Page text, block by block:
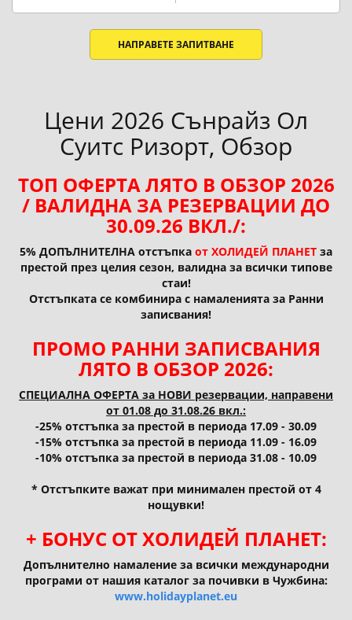
НАПРАВЕТЕ ЗАПИТВАНЕ
Цени 2026 Сънрайз Ол
Суитс Ризорт, Обзор
ТОП ОФЕРТА ЛЯТО В ОБЗОР 2026
/ ВАЛИДНА ЗА РЕЗЕРВАЦИИ ДО
30.09.26 ВКЛ./:
5% ДОПЪЛНИТЕЛНА отстъпка от ХОЛИДЕЙ ПЛАНЕТ за
престой през целия сезон, валидна за всички типове
стаи!
Отстъпката се комбинира с намаленията за Ранни
записвания!
ПРОМО РАННИ ЗАПИСВАНИЯ
ЛЯТО В ОБЗОР 2026:
СПЕЦИАЛНА ОФЕРТА за НОВИ резервации, направени
от 01.08 до 31.08.26 вкл.:
-25% отстъпка за престой в периода 17.09 - 30.09
-15% отстъпка за престой в периода 11.09 - 16.09
-10% отстъпка за престой в периода 31.08 - 10.09
* Отстъпките важат при минимален престой от 4
нощувки!
+ БОНУС ОТ ХОЛИДЕЙ ПЛАНЕТ:
Допълнително намаление за всички международни
програми от нашия каталог за почивки в Чужбина:
www.holidayplanet.eu